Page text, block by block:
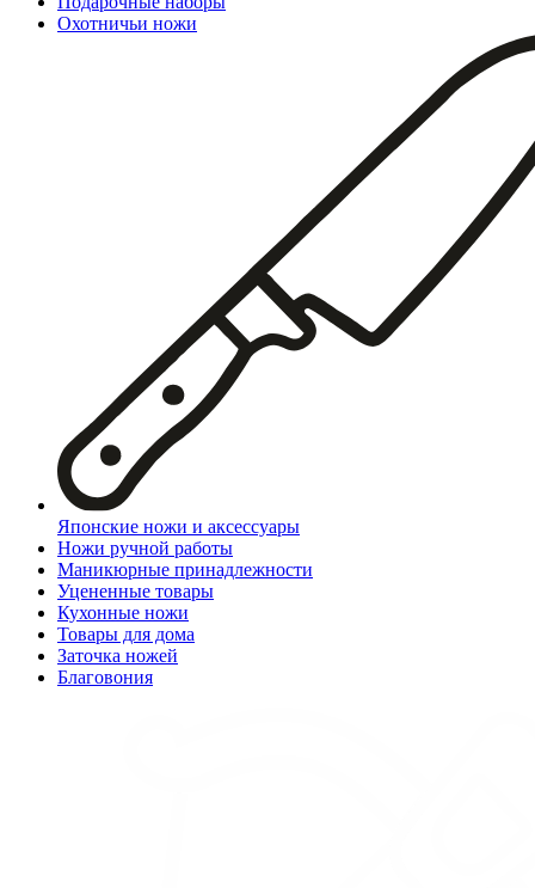
Охотничьи ножи
Японские ножи и аксессуары
Ножи ручной работы
Маникюрные принадлежности
Уцененные товары
Кухонные ножи
Товары для дома
Заточка ножей
Благовония